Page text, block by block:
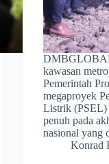
kawasan
Pemerintah
megaproyek
Listrik (PSEL)
penuh pada
nasional yang
Konrad